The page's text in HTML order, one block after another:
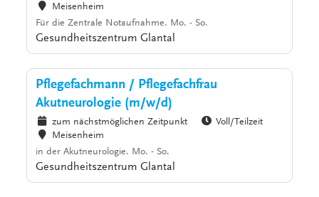
Meisenheim
Für die Zentrale Notaufnahme. Mo. - So.
Gesundheitszentrum Glantal
Pflegefachmann / Pflegefachfrau
Akutneurologie (m/w/d)
zum nächstmöglichen Zeitpunkt
Voll/Teilzeit
Meisenheim
in der Akutneurologie. Mo. - So.
Gesundheitszentrum Glantal